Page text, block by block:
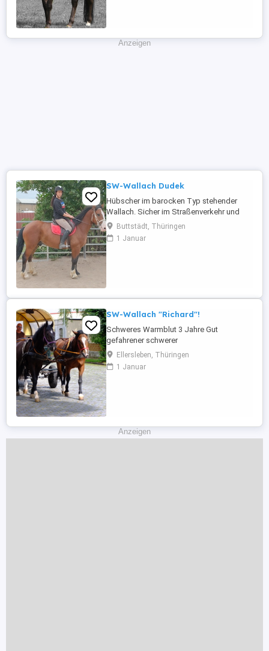
Anzeigen
SW-Wallach Dudek
Hübscher im barocken Typ stehender
Wallach. Sicher im Straßenverkehr und
Gelände zu reiten. Dudek ist auch
zweispännig gefahren. Optimales
Hobbypferd und auch für Reitbetriebe
Buttstädt, Thüringen
1 Januar
SW-Wallach "Richard"!
Schweres Warmblut 3 Jahre Gut
gefahrener schwerer
Warmblutwallach,läuft rechts wie links an
Kutsche und Planwagen im Stadtverkehr.
Richard ist einfach im
Ellersleben, Thüringen
1 Januar
Anzeigen